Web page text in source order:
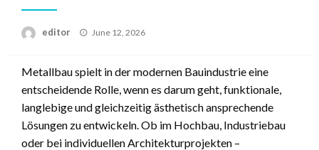
editor
Posted
June 12, 2026
Metallbau spielt in der modernen Bauindustrie eine
entscheidende Rolle, wenn es darum geht, funktionale,
langlebige und gleichzeitig ästhetisch ansprechende
Lösungen zu entwickeln. Ob im Hochbau, Industriebau
oder bei individuellen Architekturprojekten –